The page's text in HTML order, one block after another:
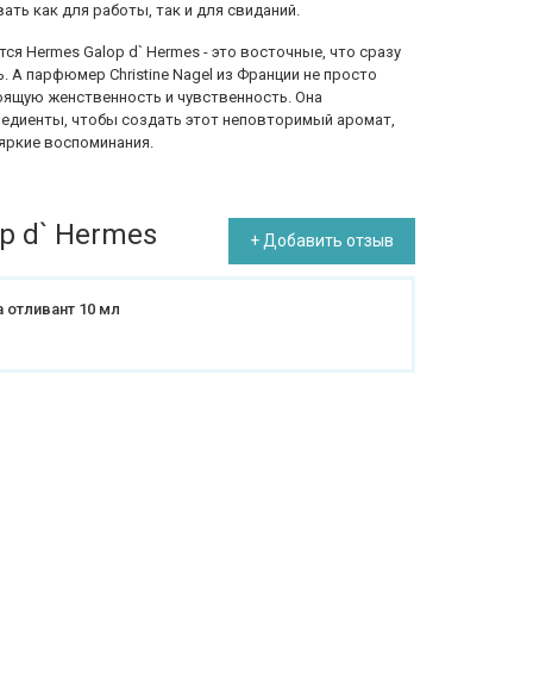
как для работы, так и для свиданий.
Hermes Galop d` Hermes - это восточные, что сразу
А парфюмер Christine Nagel из Франции не просто
женственность и чувственность. Она
чтобы создать этот неповторимый аромат,
воспоминания.
d` Hermes + Добавить отзыв
10 мл